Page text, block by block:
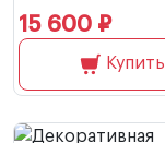
15 600 ₽
Купить